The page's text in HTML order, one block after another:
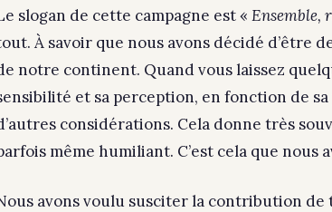
slogan de cette campagne est « Ensemble,
À savoir que nous avons décidé d’être
notre continent. Quand vous laissez
et sa perception, en fonction de
considérations. Cela donne très
même humiliant. C’est cela que nous
avons voulu susciter la contribution